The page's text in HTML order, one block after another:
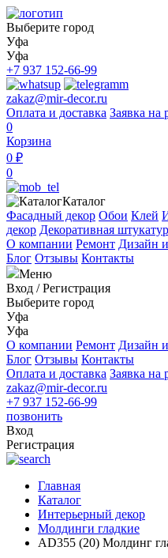
Выберите город
Уфа
Уфа
+7 937 152-66-99
zakaz@mir-decor.ru
Оплата и доставка Заявка на
0
Корзина
0 ₽
0
Каталог
Фасадный декор Обои Клей
декор Декоративная
О компании Ремонт Дизайн
Блог Отзывы Контакты
Меню
Вход /Регистрация
Выберите город
Уфа
Уфа
О компании Ремонт Дизайн
Блог Отзывы Контакты
Оплата и доставка Заявка на
zakaz@mir-decor.ru
+7 937 152-66-99
позвонить
Вход
Регистрация
Главная
Каталог
Интерьерный декор
Молдинги гладкие
AD355 (20) Молдинг